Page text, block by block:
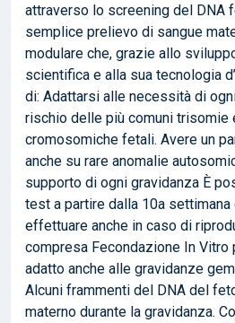
attraverso lo screening del DNA
semplice prelievo di sangue
modulare che, grazie allo
scientifica e alla sua tecnologia
di: Adattarsi alle necessità di
rischio delle più comuni trisomie
cromosomiche fetali. Avere un
anche su rare anomalie
supporto di ogni gravidanza È
test a partire dalla 10a
effettuare anche in caso di
compresa Fecondazione In Vitro
adatto anche alle gravidanze
Alcuni frammenti del DNA del
materno durante la gravidanza.